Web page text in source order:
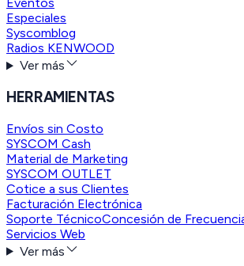
Eventos
Especiales
Syscomblog
Radios KENWOOD
Ver más
HERRAMIENTAS
Envíos sin Costo
SYSCOM Cash
Material de Marketing
SYSCOM OUTLET
Cotice a sus Clientes
Facturación Electrónica
Soporte TécnicoConcesión de
Servicios Web
Ver más